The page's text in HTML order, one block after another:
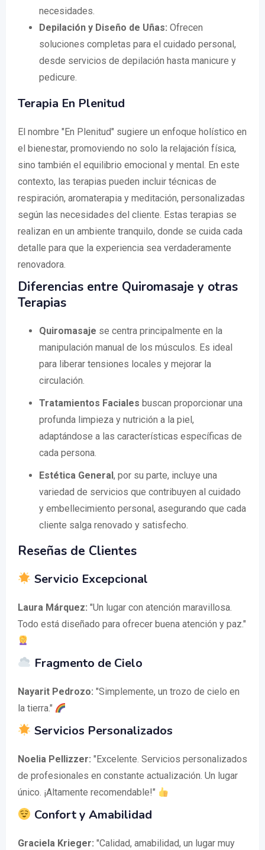
necesidades.
Depilación y Diseño de Uñas: Ofrecen
soluciones completas para el cuidado personal,
desde servicios de depilación hasta manicure y
pedicure.
Terapia En Plenitud
El nombre "En Plenitud" sugiere un enfoque holístico en
el bienestar, promoviendo no solo la relajación física,
sino también el equilibrio emocional y mental. En este
contexto, las terapias pueden incluir técnicas de
respiración, aromaterapia y meditación, personalizadas
según las necesidades del cliente. Estas terapias se
realizan en un ambiente tranquilo, donde se cuida cada
detalle para que la experiencia sea verdaderamente
renovadora.
Diferencias entre Quiromasaje y otras
Terapias
Quiromasaje se centra principalmente en la
manipulación manual de los músculos. Es ideal
para liberar tensiones locales y mejorar la
circulación.
Tratamientos Faciales buscan proporcionar una
profunda limpieza y nutrición a la piel,
adaptándose a las características específicas de
cada persona.
Estética General , por su parte, incluye una
variedad de servicios que contribuyen al cuidado
y embellecimiento personal, asegurando que cada
cliente salga renovado y satisfecho.
Reseñas de Clientes
Servicio Excepcional
Laura Márquez: "Un lugar con atención maravillosa.
Todo está diseñado para ofrecer buena atención y paz."
Fragmento de Cielo
Nayarit Pedrozo: "Simplemente, un trozo de cielo en
la tierra."
Servicios Personalizados
Noelia Pellizzer: "Excelente. Servicios personalizados
de profesionales en constante actualización. Un lugar
único. ¡Altamente recomendable!"
Confort y Amabilidad
Graciela Krieger: "Calidad, amabilidad, un lugar muy